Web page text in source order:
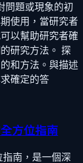
問題或現象的初
使用，當研究者
以幫助研究者確
研究方法。 探
和方法。與描述
確定的答
方位指南
南，是一個深